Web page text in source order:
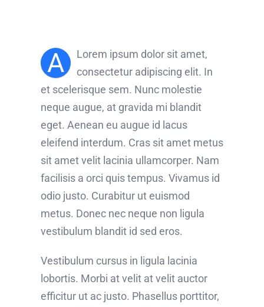
A
Lorem ipsum dolor sit amet,
consectetur adipiscing elit. In
et scelerisque sem. Nunc molestie
neque augue, at gravida mi blandit
eget. Aenean eu augue id lacus
eleifend interdum. Cras sit amet metus
sit amet velit lacinia ullamcorper. Nam
facilisis a orci quis tempus. Vivamus id
odio justo. Curabitur ut euismod
metus. Donec nec neque non ligula
vestibulum blandit id sed eros.
Vestibulum cursus in ligula lacinia
lobortis. Morbi at velit at velit auctor
efficitur ut ac justo. Phasellus porttitor,